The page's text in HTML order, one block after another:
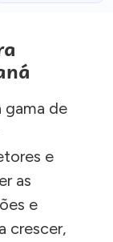
gama de
e
as
e
crescer,